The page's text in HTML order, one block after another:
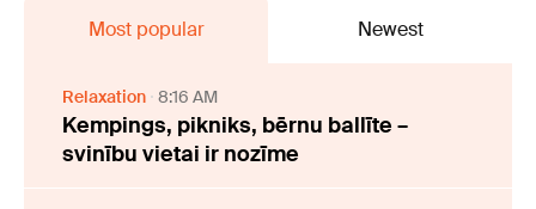
Most popular Newest
Relaxation 8:16 AM
Kempings, pikniks, bērnu ballīte –
svinību vietai ir nozīme